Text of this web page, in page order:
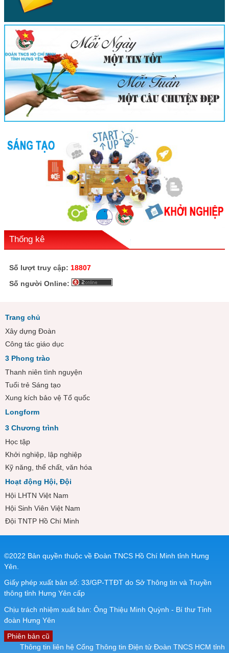
Thống kê
Số lượt truy cập: 18807
Số người Online:
Trang chủ
Xây dựng Đoàn
Công tác giáo dục
3 Phong trào
Thanh niên tình nguyện
Tuổi trẻ Sáng tạo
Xung kích bảo vệ Tổ quốc
Longform
3 Chương trình
Học tập
Khởi nghiệp, lập nghiệp
Kỹ năng, thể chất, văn hóa
Hoạt động Hội, Đội
Hội LHTN Việt Nam
Hội Sinh Viên Việt Nam
Đội TNTP Hồ Chí Minh
©2022 Bản quyền thuộc về Đoàn TNCS Hồ Chí Minh tỉnh Hưng
Yên.
Giấy phép xuất bản số: 33/GP-TTĐT do Sở Thông tin và Truyền
thông tỉnh Hưng Yên cấp
Chịu trách nhiệm xuất bản: Ông Thiệu Minh Quỳnh - Bí thư Tỉnh
đoàn Hưng Yên
Phiên bản cũ
Thông tin liên hệ Cổng Thông tin Điện tử Đoàn TNCS HCM tỉnh